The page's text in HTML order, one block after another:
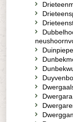
Dwergara